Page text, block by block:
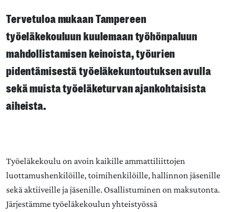
Tervetuloa mukaan Tampereen
työeläkekouluun kuulemaan työhönpaluun
mahdollistamisen keinoista, työurien
pidentämisestä työeläkekuntoutuksen avulla
sekä muista työeläketurvan ajankohtaisista
aiheista.
Työeläkekoulu on avoin kaikille ammattiliittojen
luottamushenkilöille, toimihenkilöille, hallinnon jäsenille
sekä aktiiveille ja jäsenille. Osallistuminen on maksutonta.
Järjestämme työeläkekoulun yhteistyössä